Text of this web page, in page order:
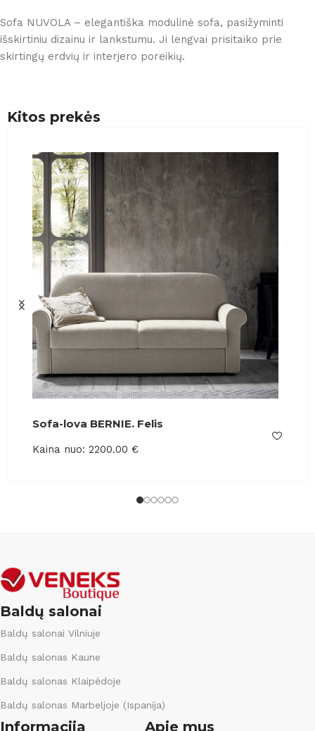
Sofa NUVOLA – elegantiška modulinė sofa, pasižyminti
išskirtiniu dizainu ir lankstumu. Ji lengvai prisitaiko prie
skirtingų erdvių ir interjero poreikių.
Kitos prekės
Sofa-lova BERNIE. Felis
Kaina nuo: 2200.00 €
Baldų salonai
Baldų salonai Vilniuje
Baldų salonas Kaune
Baldų salonas Klaipėdoje
Baldų salonas Marbeljoje (Ispanija)
Informacija Apie mus